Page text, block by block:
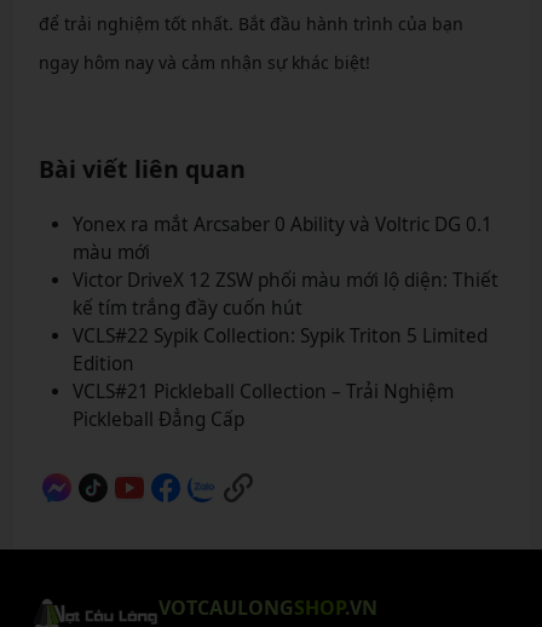
để trải nghiệm tốt nhất. Bắt đầu hành trình của bạn
ngay hôm nay và cảm nhận sự khác biệt!
Bài viết liên quan
Yonex ra mắt Arcsaber 0 Ability và Voltric DG 0.1
màu mới
Victor DriveX 12 ZSW phối màu mới lộ diện: Thiết
kế tím trắng đầy cuốn hút
VCLS#22 Sypik Collection: Sypik Triton 5 Limited
Edition
VCLS#21 Pickleball Collection – Trải Nghiệm
Pickleball Đẳng Cấp
VOTCAULONGSHOP.VN